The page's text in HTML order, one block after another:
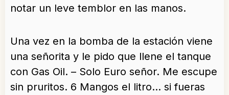
notar un leve temblor en las manos.
Una vez en la bomba de la estación viene
una señorita y le pido que llene el tanque
con Gas Oil. – Solo Euro señor. Me escupe
sin pruritos. 6 Mangos el litro… si fueras